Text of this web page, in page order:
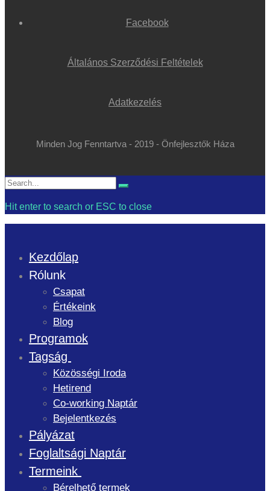
Facebook
Általános Szerződési Feltételek
Adatkezelés
Minden Jog Fenntartva - 2019 - Önfejlesztők Háza
Search
Search
Hit enter to search or ESC to close
Kezdőlap
Rólunk
Csapat
Értékeink
Blog
Programok
Tagság
Közösségi Iroda
Hetirend
Co-working Naptár
Bejelentkezés
Pályázat
Foglaltsági Naptár
Termeink
Bérelhető termek